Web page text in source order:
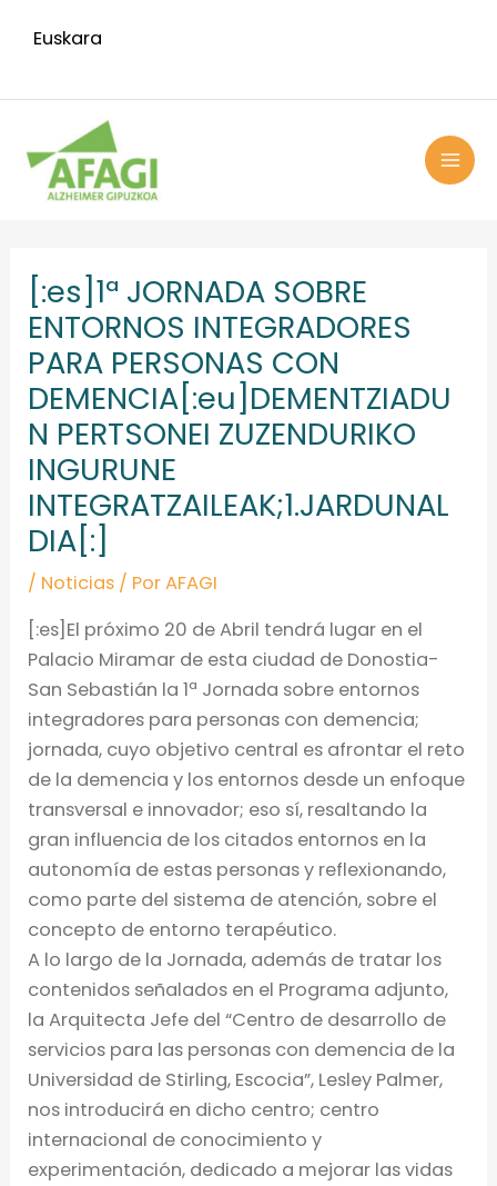
Euskara
[:es]1ª JORNADA SOBRE
ENTORNOS INTEGRADORES
PARA PERSONAS CON
DEMENCIA[:eu]DEMENTZIADU
N PERTSONEI ZUZENDURIKO
INGURUNE
INTEGRATZAILEAK;1.JARDUNAL
DIA[:]
/ Noticias / PorAFAGI
[:es]El próximo 20 de Abril tendrá lugar en el
Palacio Miramar de esta ciudad de Donostia-
San Sebastián la 1ª Jornada sobre entornos
integradores para personas con demencia;
jornada, cuyo objetivo central es afrontar el reto
de la demencia y los entornos desde un enfoque
transversal e innovador; eso sí, resaltando la
gran influencia de los citados entornos en la
autonomía de estas personas y reflexionando,
como parte del sistema de atención, sobre el
concepto de entorno terapéutico.
A lo largo de la Jornada, además de tratar los
contenidos señalados en el Programa adjunto,
la Arquitecta Jefe del “Centro de desarrollo de
servicios para las personas con demencia de la
Universidad de Stirling, Escocia”, Lesley Palmer,
nos introducirá en dicho centro; centro
internacional de conocimiento y
experimentación, dedicado a mejorar las vidas
entradas